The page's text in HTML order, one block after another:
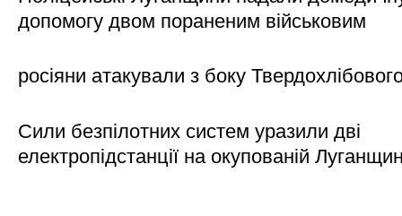
допомогу двом пораненим військовим
росіяни атакували з боку
Сили безпілотних систем уразили дві
електропідстанції на окупованій